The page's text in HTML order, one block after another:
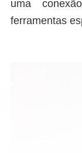
uma
ferramentas